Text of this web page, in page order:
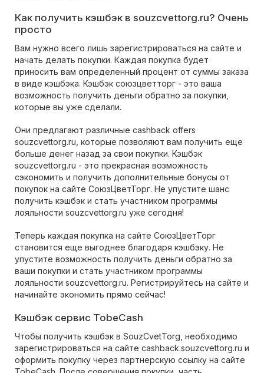
Как получить кэшбэк в souzcvettorg.ru? Очень
просто
Вам нужно всего лишь зарегистрироваться на сайте и
начать делать покупки. Каждая покупка будет
приносить вам определенный процент от суммы заказа
в виде кэшбэка. Кэшбэк союзцветторг - это ваша
возможность получить деньги обратно за покупки,
которые вы уже сделали.
Они предлагают различные cashback offers
souzcvettorg.ru, которые позволяют вам получить еще
больше денег назад за свои покупки. Кэшбэк
souzcvettorg.ru - это прекрасная возможность
сэкономить и получить дополнительные бонусы от
покупок на сайте СоюзЦветТорг. Не упустите шанс
получить кэшбэк и стать участником программы
лояльности souzcvettorg.ru уже сегодня!
Теперь каждая покупка на сайте СоюзЦветТорг
становится еще выгоднее благодаря кэшбэку. Не
упустите возможность получить деньги обратно за
ваши покупки и стать участником программы
лояльности souzcvettorg.ru. Регистрируйтесь на сайте и
начинайте экономить прямо сейчас!
Кэшбэк сервис TobeCash
Чтобы получить кэшбэк в SouzCvetTorg, необходимо
зарегистрироваться на сайте cashback.souzcvettorg.ru и
оформить покупку через партнерскую ссылку на сайте